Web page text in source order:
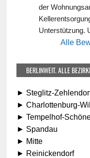
der
Unterstützung.
Alle
BERLINWEIT. ALLE
► Steglitz-
► Charlottenburg-
► Tempelhof-
► Spandau
► Mitte
► Reinickendorf